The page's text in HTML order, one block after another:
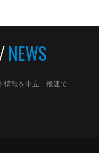
NEWS
情報を中立、最速で